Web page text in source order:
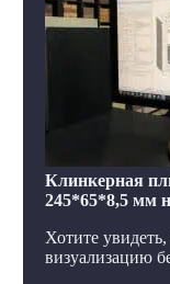
Клинкерная
245*65*8,5 мм
Хотите
визуализацию